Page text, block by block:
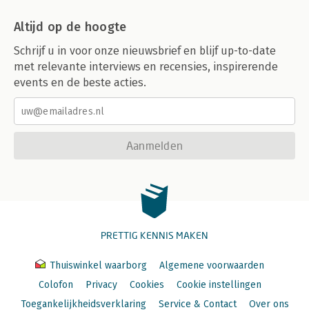
Altijd op de hoogte
Schrijf u in voor onze nieuwsbrief en blijf up-to-date
met relevante interviews en recensies, inspirerende
events en de beste acties.
Aanmelden
PRETTIG KENNIS MAKEN
Thuiswinkel waarborg
Algemene voorwaarden
Colofon
Privacy Cookies
Cookie instellingen
Toegankelijkheidsverklaring
Service & Contact Over ons